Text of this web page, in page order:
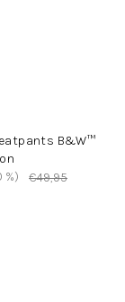
B&W™
€49,95
%)